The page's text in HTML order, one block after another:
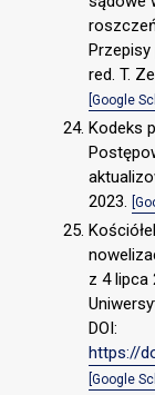
red. T.
[Google
Kodeks
2023.
z 4 lipca
DOI:
https://
[Google